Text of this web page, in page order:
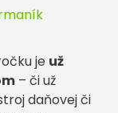
je už
– či už
daňovej či